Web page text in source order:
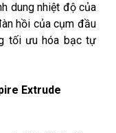
dung nhiệt độ của
hồi của cụm đầu
tối ưu hóa bạc tự
Extrude